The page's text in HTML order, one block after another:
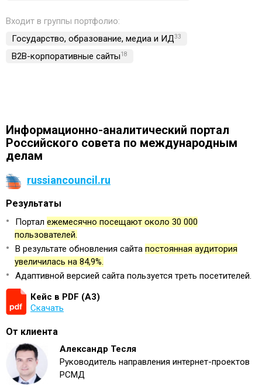
Входит в группы портфолио:
Государство, образование, медиа и ИД33
B2B-корпоративные сайты18
Информационно-аналитический портал
Российского совета по международным
делам
russiancouncil.ru
Результаты
Портал ежемесячно посещают около 30 000
пользователей.
В результате обновления сайта постоянная аудитория
увеличилась на 84,9%.
Адаптивной версией сайта пользуется треть посетителей.
Кейс в PDF (А3)
Скачать
От клиента
Александр Тесля
Руководитель направления интернет-проектов
РСМД